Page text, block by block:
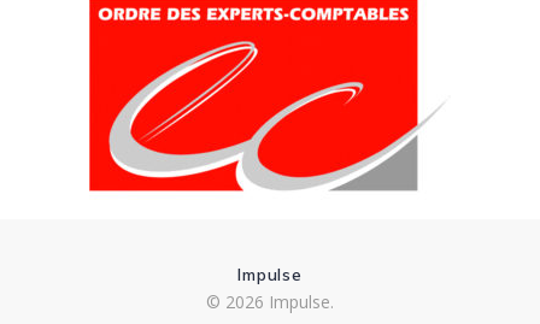
Impulse
© 2026 Impulse.